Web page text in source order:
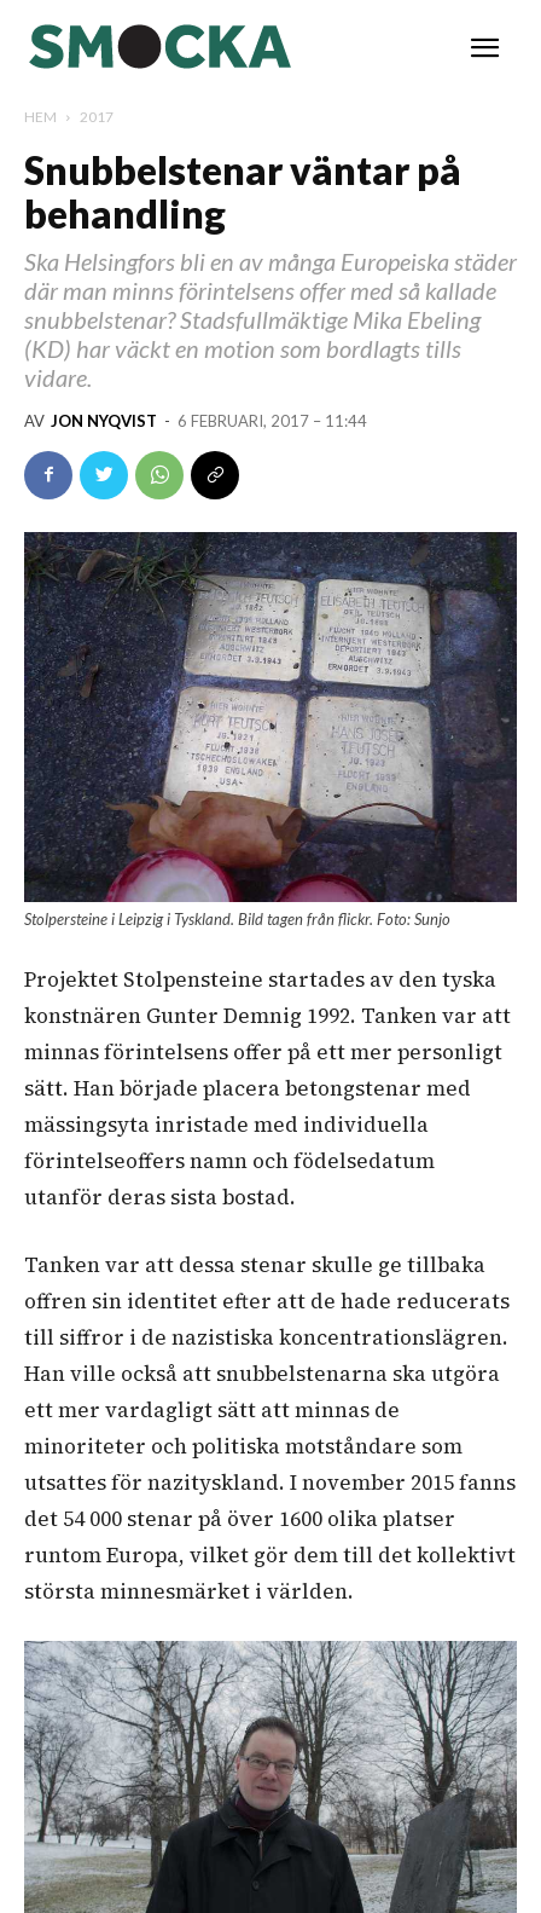
HEM 2017
Snubbelstenar väntar på
behandling
Ska Helsingfors bli en av många Europeiska städer
där man minns förintelsens offer med så kallade
snubbelstenar? Stadsfullmäktige Mika Ebeling
(KD) har väckt en motion som bordlagts tills
vidare.
AV JON NYQVIST - 6 FEBRUARI, 2017 – 11:44
Stolpersteine i Leipzig i Tyskland. Bild tagen från flickr. Foto: Sunjo
Projektet Stolpensteine startades av den tyska
konstnären Gunter Demnig 1992. Tanken var att
minnas förintelsens offer på ett mer personligt
sätt. Han började placera betongstenar med
mässingsyta inristade med individuella
förintelseoffers namn och födelsedatum
utanför deras sista bostad.
Tanken var att dessa stenar skulle ge tillbaka
offren sin identitet efter att de hade reducerats
till siffror i de nazistiska koncentrationslägren.
Han ville också att snubbelstenarna ska utgöra
ett mer vardagligt sätt att minnas de
minoriteter och politiska motståndare som
utsattes för nazityskland. I november 2015 fanns
det 54 000 stenar på över 1600 olika platser
runtom Europa, vilket gör dem till det kollektivt
största minnesmärket i världen.